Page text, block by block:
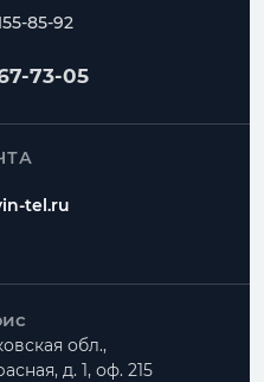
85-92
73-05
tel.ru
обл.,
д. 1, оф. 215